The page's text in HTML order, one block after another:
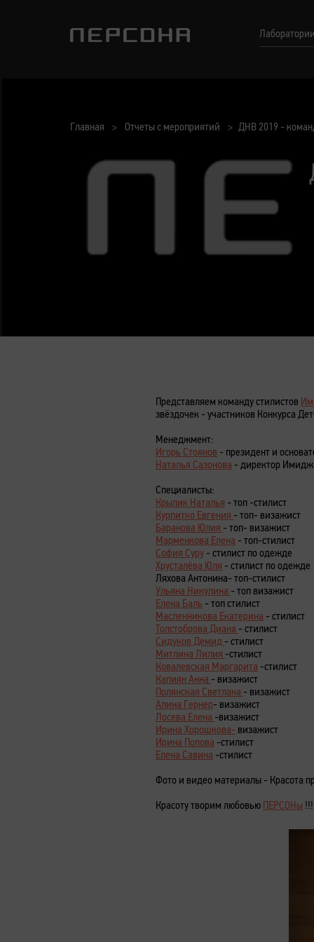
Главная Отчеты с мероприятий ДНВ 2019 -
Представляем команду стилистов
звёздочек - участников Конкурса
Менеджмент:
Игорь Стоянов - президент и
Наталья Сазонова - директор Имидж
Специалисты:
Крылик Наталья - топ -стилист
Курпитко Евгения - топ- визажист
Баранова Юлия - топ- визажист
Марменкова Елена - топ-стилист
София Суру - стилист по одежде
Хрусталёва Юля - стилист по одежде
Ляхова Антонина- топ-стилист
Ульяна Никулина - топ визажист
Елена Баль - топ стилист
Масленникова Екатерина - стилист
Толстоброва Диана - стилист
Сидуков Демид - стилист
Митлина Лилия -стилист
Ковалевская Маргарита -стилист
Капиян Анна - визажист
Полянская Светлана - визажист
Алина Гернер- визажист
Лосева Елена -визажист
Ирина Хорошкова- визажист
Ирина Попова -стилист
Елена Савина -стилист
Фото и видео материалы - Красота
Красоту творим любовью ПЕРСОНы !!!